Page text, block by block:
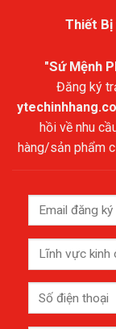
Thiết Bị
"Sứ Mệnh
Đăng ký
hồi về nhu
hàng/sản phẩm